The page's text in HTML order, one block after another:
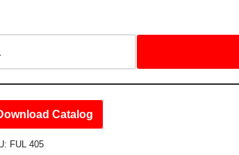
Catalog
FUL 405